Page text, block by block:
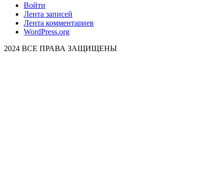
Войти
Лента записей
Лента комментариев
WordPress.org
2024 ВСЕ ПРАВА ЗАЩИЩЕНЫ